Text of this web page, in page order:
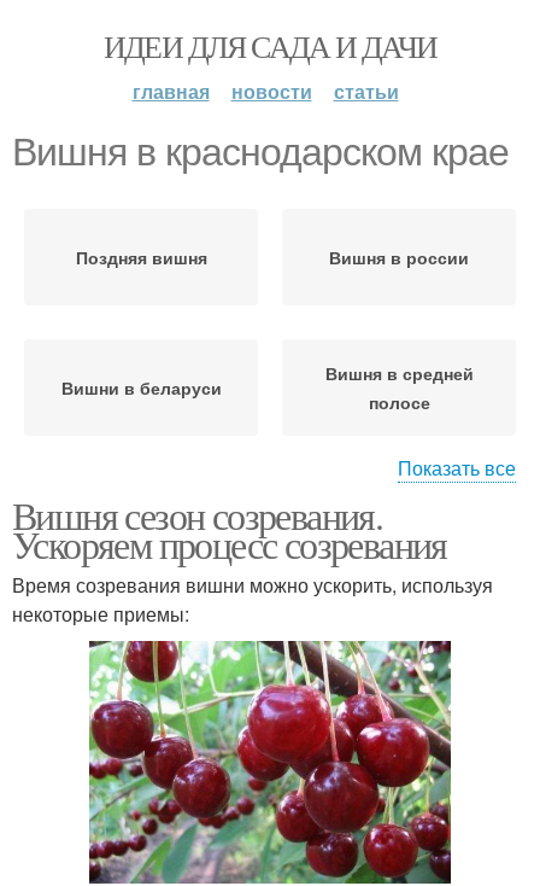
ИДЕИ ДЛЯ САДА И ДАЧИ
главная новости статьи
Вишня в краснодарском крае
Поздняя вишня Вишня в россии
Вишни в беларуси
Вишня в средней
полосе
Вишня в казахстане Владимирская вишня
Показать все
Вишня сезон созревания.
Ускоряем процесс созревания
Время созревания вишни можно ускорить, используя
некоторые приемы: